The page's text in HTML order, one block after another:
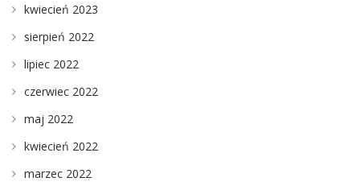
kwiecień 2023
sierpień 2022
lipiec 2022
czerwiec 2022
maj 2022
kwiecień 2022
marzec 2022